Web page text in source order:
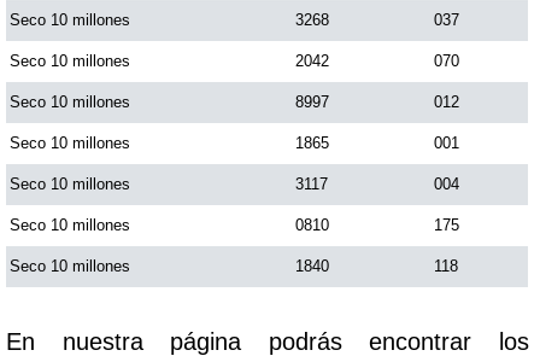
Seco 10 millones 3268 037
Seco 10 millones 2042 070
Seco 10 millones 8997 012
Seco 10 millones 1865 001
Seco 10 millones 3117 004
Seco 10 millones 0810 175
Seco 10 millones 1840 118
En nuestra página podrás encontrar los